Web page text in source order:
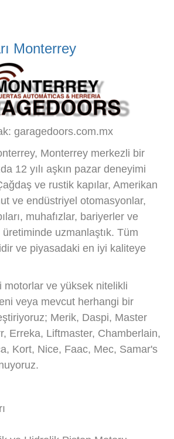
Monterrey
garagedoors.com.mx
Monterrey merkezli bir
12 yılı aşkın pazar deneyimi
ve rustik kapılar, Amerikan
ve endüstriyel otomasyonlar,
muhafızlar, bariyerler ve
üretiminde uzmanlaştık. Tüm
ve piyasadaki en iyi kaliteye
motorlar ve yüksek nitelikli
veya mevcut herhangi bir
Merik, Daspi, Master
Erreka, Liftmaster, Chamberlain,
Kort, Nice, Faac, Mec, Samar's